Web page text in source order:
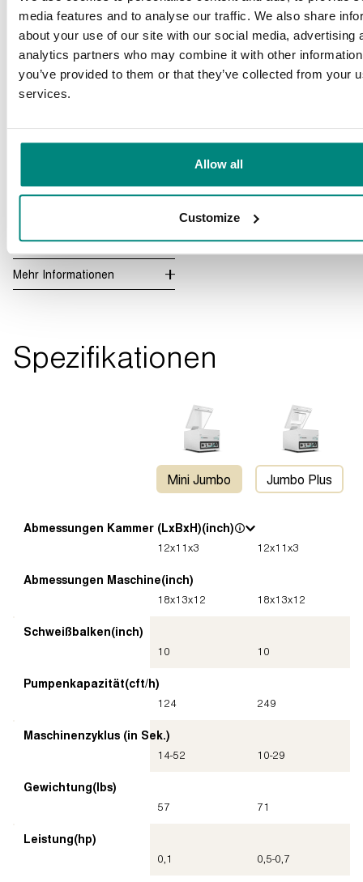
media features and to analyse our traffic. We also share
about your use of our site with our social media, advertising
analytics partners who may combine it with other
you’ve provided to them or that they’ve collected from your
services.
Allow all
Customize
Vakuumkammer. Praktisch bei
Produkte.
Mehr Informationen
Spezifikationen
Mini Jumbo Jumbo Plus
Abmessungen Kammer (LxBxH)(inch)
12x11x3 12x11x3
Abmessungen Maschine(inch)
18x13x12 18x13x12
Schweißbalken(inch)
10 10
Pumpenkapazität(cft/h)
124 249
Maschinenzyklus (in Sek.)
14-52 10-29
Gewichtung(lbs)
57 71
Leistung(hp)
0,1 0,5-0,7